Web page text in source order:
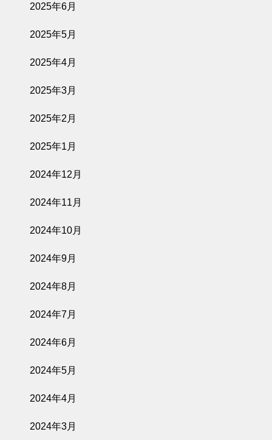
2025年6月
2025年5月
2025年4月
2025年3月
2025年2月
2025年1月
2024年12月
2024年11月
2024年10月
2024年9月
2024年8月
2024年7月
2024年6月
2024年5月
2024年4月
2024年3月